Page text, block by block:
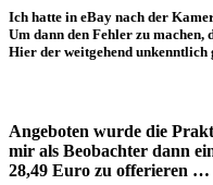
Ich hatte in eBay nach der
Um dann den Fehler zu machen,
Hier der weitgehend unkenntlich
Angeboten wurde die
mir als Beobachter dann
28,49 Euro zu offerieren …